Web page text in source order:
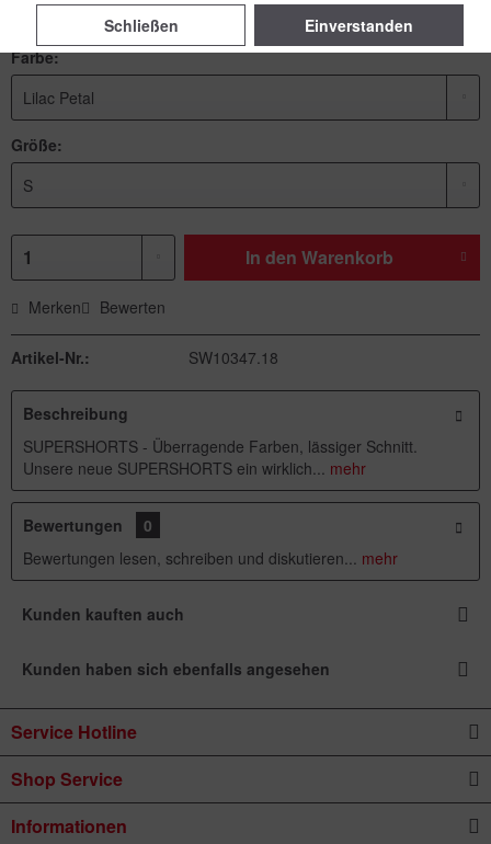
Farbe:
Größe:
In den Warenkorb
Merken Bewerten
Artikel-Nr.: SW10347.18
Beschreibung
SUPERSHORTS - Überragende Farben, lässiger Schnitt.
Unsere neue SUPERSHORTS ein wirklich... mehr
Bewertungen
0
Bewertungen lesen, schreiben und diskutieren... mehr
Kunden kauften auch
Kunden haben sich ebenfalls angesehen
Service Hotline
Shop Service
Informationen
Einverstanden
Schließen